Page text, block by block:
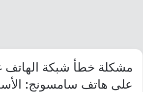
مشكلة خطأ شبكة الهاتف
على هاتف سامسونج: